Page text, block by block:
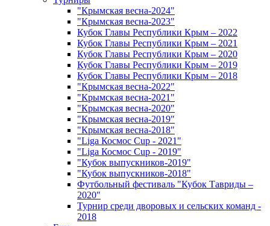
"Крымская весна-2024"
"Крымская весна-2023"
Кубок Главы Республики Крым – 2022
Кубок Главы Республики Крым – 2021
Кубок Главы Республики Крым – 2020
Кубок Главы Республики Крым – 2019
Кубок Главы Республики Крым – 2018
"Крымская весна-2022"
"Крымская весна-2021"
"Крымская весна-2020"
"Крымская весна-2019"
"Крымская весна-2018"
"Liga Космос Cup - 2021"
"Liga Космос Cup - 2019"
"Кубок выпускников-2019"
"Кубок выпускников-2018"
Футбольный фестиваль "Кубок Тавриды –
2020"
Турнир среди дворовых и сельских команд -
2018